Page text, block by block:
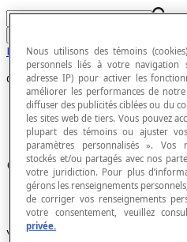
Figures planes
Concentriques
Qui ont le même centre.
Voir aussi :
Nous utilisons des témoins
personnels liés à votre
adresse IP) pour activer les
améliorer les performances de
diffuser des publicités ciblées ou du
les sites web de tiers. Vous pouvez
plupart des témoins ou ajuster
paramètres personnalisés ». Vos
stockés et/ou partagés avec nos
votre juridiction. Pour plus
gérons les renseignements
de corriger vos renseignements
votre consentement, veuillez
privée.